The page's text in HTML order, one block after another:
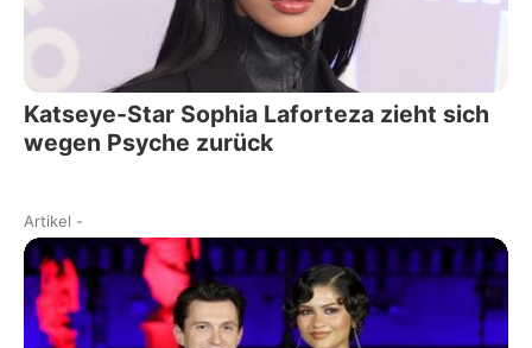
Katseye-Star Sophia Laforteza zieht sich
wegen Psyche zurück
Artikel -